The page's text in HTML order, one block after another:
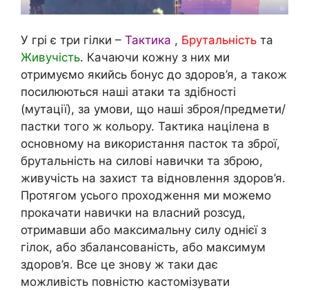
У грі є три гілки – Тактика , Брутальність та
Живучість. Качаючи кожну з них ми
отримуємо якийсь бонус до здоров’я, а також
посилюються наші атаки та здібності
(мутації), за умови, що наші зброя/предмети/
пастки того ж кольору. Тактика націлена в
основному на використання пасток та зброї,
брутальність на силові навички та зброю,
живучість на захист та відновлення здоров’я.
Протягом усього проходження ми можемо
прокачати навички на власний розсуд,
отримавши або максимальну силу однієї з
гілок, або збалансованість, або максимум
здоров’я. Все це знову ж таки дає
можливість повністю кастомізувати